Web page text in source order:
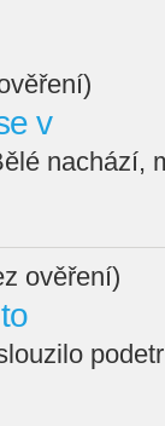
v
nachází,
ověření)